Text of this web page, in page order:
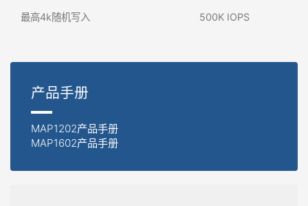
最高4k随机写入 500K IOPS
产品手册
MAP1202产品手册
MAP1602产品手册